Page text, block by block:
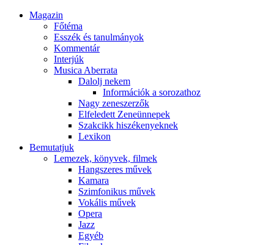
Magazin
Főtéma
Esszék és tanulmányok
Kommentár
Interjúk
Musica Aberrata
Dalolj nekem
Információk a sorozathoz
Nagy zeneszerzők
Elfeledett Zeneünnepek
Szakcikk hiszékenyeknek
Lexikon
Bemutatjuk
Lemezek, könyvek, filmek
Hangszeres művek
Kamara
Szimfonikus művek
Vokális művek
Opera
Jazz
Egyéb